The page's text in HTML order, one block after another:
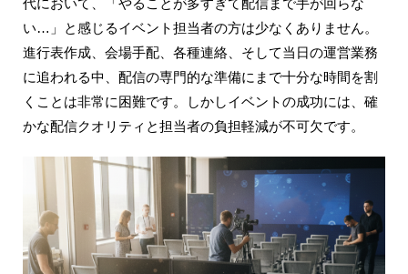
い…」と感じるイベント担当者の方は少なくありません。
進行表作成、会場手配、各種連絡、そして当日の運営業務
に追われる中、配信の専門的な準備にまで十分な時間を割
くことは非常に困難です。しかしイベントの成功には、確
かな配信クオリティと担当者の負担軽減が不可欠です。